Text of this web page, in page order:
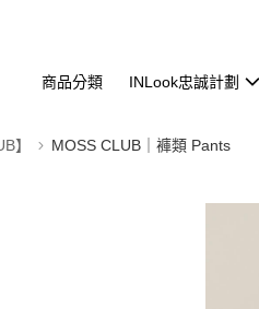
商品分類 INLook忠誠計劃
】 MOSS CLUB｜褲類 Pants